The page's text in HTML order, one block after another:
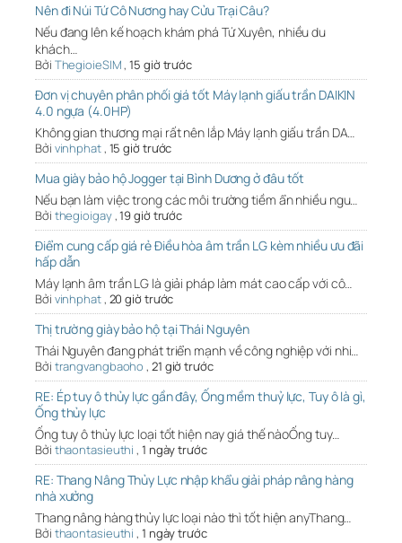
Nên đi Núi Tứ Cô Nương hay Cửu Trại Câu?
Nếu đang lên kế hoạch khám phá Tứ Xuyên, nhiều du
khách…
Bởi ThegioieSIM,15 giờ trước
Đơn vị chuyên phân phối giá tốt Máy lạnh giấu trần DAIKIN
4.0 ngựa (4.0HP)
Không gian thương mại rất nên lắp Máy lạnh giấu trần DA…
Bởi vinhphat, 15 giờ trước
Mua giày bảo hộ Jogger tại Bình Dương ở đâu tốt
Nếu bạn làm việc trong các môi trường tiềm ẩn nhiều ngu…
Bởi thegioigay,19 giờ trước
Điểm cung cấp giá rẻ Điều hòa âm trần LG kèm nhiều ưu đãi
hấp dẫn
Máy lạnh âm trần LG là giải pháp làm mát cao cấp với cô…
Bởi vinhphat, 20 giờ trước
Thị trường giày bảo hộ tại Thái Nguyên
Thái Nguyên đang phát triển mạnh về công nghiệp với nhi…
Bởi trangvangbaoho , 21 giờ trước
RE: Ép tuy ô thủy lực gần đây, Ống mềm thuỷ lực, Tuy ô là gì,
Ống thủy lực
Ống tuy ô thủy lực loại tốt hiện nay giá thế nàoỐng tuy…
Bởi thaontasieuthi , 1 ngày trước
RE: Thang Nâng Thủy Lực nhập khẩu giải pháp nâng hàng
nhà xưởng
Thang nâng hàng thủy lực loại nào thì tốt hiện anyThang…
Bởi thaontasieuthi , 1 ngày trước